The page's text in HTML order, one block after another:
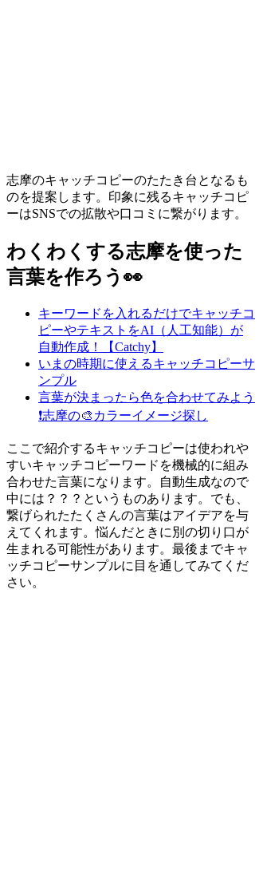
志摩のキャッチコピーのたたき台となるも
のを提案します。印象に残るキャッチコピ
ーはSNSでの拡散や口コミに繋がります。
わくわくする志摩を使った
言葉を作ろう👀
キーワードを入れるだけでキャッチコ
ピーやテキストをAI（人工知能）が
自動作成！【Catchy】
いまの時期に使えるキャッチコピーサ
ンプル
言葉が決まったら色を合わせてみよう
❗志摩の🎨カラーイメージ探し
ここで紹介するキャッチコピーは使われや
すいキャッチコピーワードを機械的に組み
合わせた言葉になります。自動生成なので
中には？？？というものあります。でも、
繋げられたたくさんの言葉はアイデアを与
えてくれます。悩んだときに別の切り口が
生まれる可能性があります。最後までキャ
ッチコピーサンプルに目を通してみてくだ
さい。